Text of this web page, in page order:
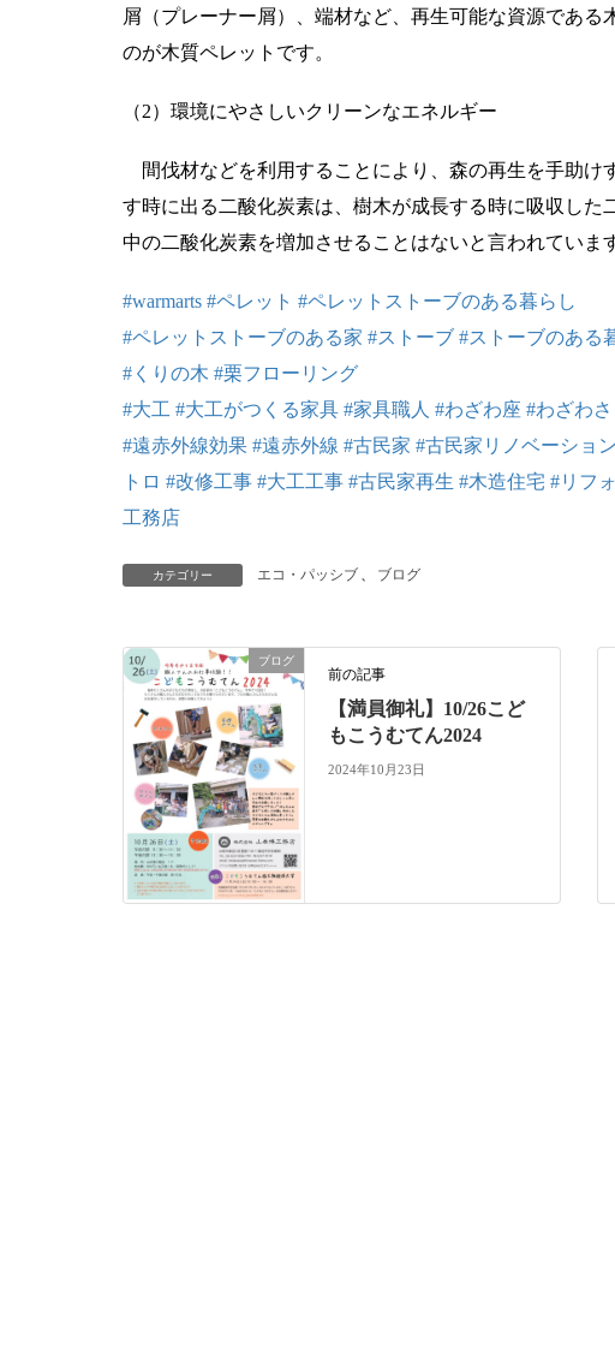
屑（プレーナー屑）、端材など、再生可能な資源であ
のが木質ペレットです。
（2）環境にやさしいクリーンなエネルギー
間伐材などを利用することにより、森の再生を手助け
す時に出る二酸化炭素は、樹木が成長する時に吸収し
中の二酸化炭素を増加させることはないと言われていま
#warmarts #ペレット #ペレットストーブのある暮らし
#ペレットストーブのある家 #ストーブ #ストーブのある
#くりの木 #栗フローリング
#大工 #大工がつくる家具 #家具職人 #わざわ座 #わざわさ
#遠赤外線効果 #遠赤外線 #古民家 #古民家リノベーション
トロ #改修工事 #大工工事 #古民家再生 #木造住宅 #リフ
工務店
カテゴリー エコ・パッシブ ブログ
ブログ
前の記事
【満員御礼】10/26こど
もこうむてん2024
2024年10月23日